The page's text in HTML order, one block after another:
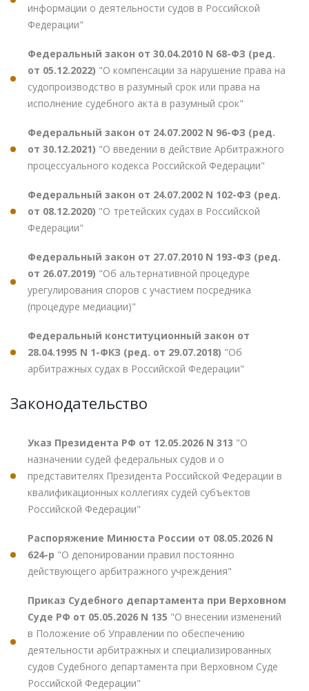
информации о деятельности судов в Российской
Федерации"
Федеральный закон от 30.04.2010 N 68-ФЗ (ред.
от 05.12.2022) "О компенсации за нарушение права на
судопроизводство в разумный срок или права на
исполнение судебного акта в разумный срок"
Федеральный закон от 24.07.2002 N 96-ФЗ (ред.
от 30.12.2021) "О введении в действие Арбитражного
процессуального кодекса Российской Федерации"
Федеральный закон от 24.07.2002 N 102-ФЗ (ред.
от 08.12.2020) "О третейских судах в Российской
Федерации"
Федеральный закон от 27.07.2010 N 193-ФЗ (ред.
от 26.07.2019) "Об альтернативной процедуре
урегулирования споров с участием посредника
(процедуре медиации)"
Федеральный конституционный закон от
28.04.1995 N 1-ФКЗ (ред. от 29.07.2018) "Об
арбитражных судах в Российской Федерации"
Законодательство
Указ Президента РФ от 12.05.2026 N 313 "О
назначении судей федеральных судов и о
представителях Президента Российской Федерации в
квалификационных коллегиях судей субъектов
Российской Федерации"
Распоряжение Минюста России от 08.05.2026 N
624-р "О депонировании правил постоянно
действующего арбитражного учреждения"
Приказ Судебного департамента при Верховном
Суде РФ от 05.05.2026 N 135 "О внесении изменений
в Положение об Управлении по обеспечению
деятельности арбитражных и специализированных
судов Судебного департамента при Верховном Суде
Российской Федерации"